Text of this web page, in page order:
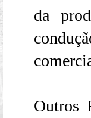
da
Outros